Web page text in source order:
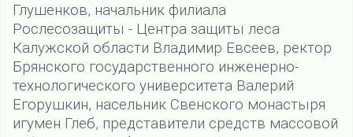
Глушенков, начальник филиала
Рослесозащиты - Центра защиты леса
Калужской области Владимир Евсеев, ректор
Брянского государственного инженерно-
технологического университета Валерий
Егорушкин, насельник Свенского монастыря
игумен Глеб, представители средств массовой